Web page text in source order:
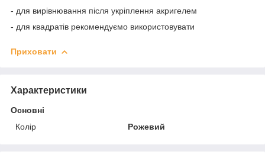
- для вирівнювання після укріплення акригелем
- для квадратів рекомендуємо використовувати
Приховати
Характеристики
Основні
Колір
Рожевий